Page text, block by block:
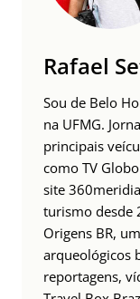
Rafael
Sou de Belo
na UFMG.
principais
como TV
site
turismo desde
Origens BR,
arqueológicos
reportagens,